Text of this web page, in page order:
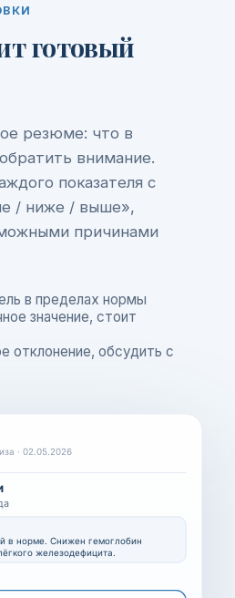
готовый
резюме: что в
внимание.
показателя с
/ ниже / выше»,
причинами
в пределах нормы
значение, стоит
отклонение, обсудить с
· 02.05.2026
в норме. Снижен гемоглобин
железодефицита.